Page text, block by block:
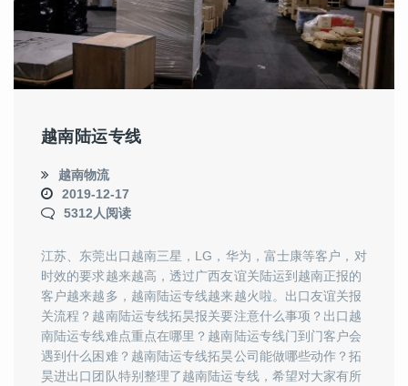
越南陆运专线
越南物流
2019-12-17
5312人阅读
江苏、东莞出口越南三星，LG，华为，富士康等客户，对
时效的要求越来越高，透过广西友谊关陆运到越南正报的
客户越来越多，越南陆运专线越来越火啦。出口友谊关报
关流程？越南陆运专线拓昊报关要注意什么事项？出口越
南陆运专线难点重点在哪里？越南陆运专线门到门客户会
遇到什么困难？越南陆运专线拓昊公司能做哪些动作？拓
昊进出口团队特别整理了越南陆运专线，希望对大家有所